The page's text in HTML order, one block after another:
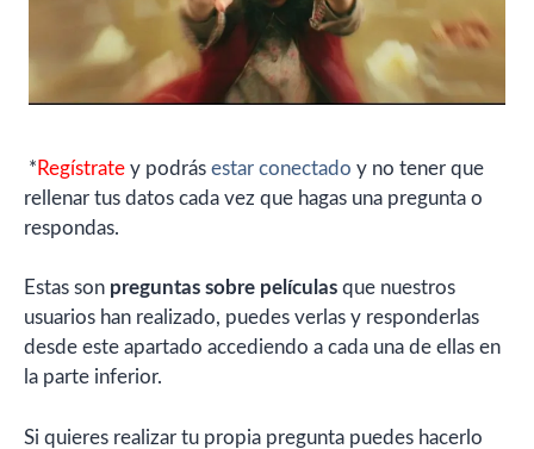
* Regístrate y podrás estar conectado y no tener que
rellenar tus datos cada vez que hagas una pregunta o
respondas.
Estas son preguntas sobre películas que nuestros
usuarios han realizado, puedes verlas y responderlas
desde este apartado accediendo a cada una de ellas en
la parte inferior.
Si quieres realizar tu propia pregunta puedes hacerlo